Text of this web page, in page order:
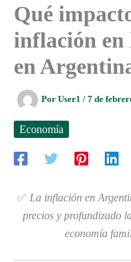
Qué
inflación en
en
Por User1 / 7 de
Economía
✅ La inflación en
precios y profundizado
economía